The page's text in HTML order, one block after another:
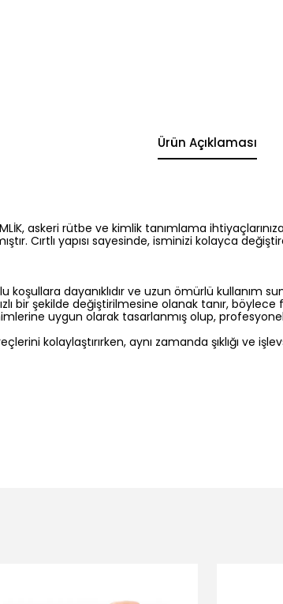
Ürün Açıklaması
askeri rütbe ve kimlik tanımlama
Cırtlı yapısı sayesinde, isminizi kolayca
koşullara dayanıklıdır ve uzun ömürlü kullanım
bir şekilde değiştirilmesine olanak tanır,
uygun olarak tasarlanmış olup,
kolaylaştırırken, aynı zamanda şıklığı ve